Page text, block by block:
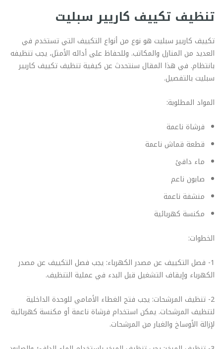
تنظيف تكييف كاريير سبليت
تكييف كاريير سبليت هو نوع من أنواع التكييف التي تستخدم في
العديد من المنازل والمكاتب. وللحفاظ على أدائه الأمثل، يجب تنظيفه
بانتظام. في هذا المقال سنتحدث عن كيفية تنظيف تكييف كاريير
سبليت بالتفصيل.
المواد المطلوبة:
فرشاة ناعمة
قطعة قماش ناعمة
ماء دافئ
صابون ناعم
منشفة ناعمة
مكنسة كهربائية
الخطوات:
1- فصل التكييف عن مصدر الكهرباء: يجب فصل التكييف عن مصدر
الكهرباء وإيقاف التشغيل قبل البدء في عملية التنظيف.
2- تنظيف المرشحات: يجب فتح الغطاء الأمامي للوحدة الداخلية
لتنظيف المرشحات. يمكن استخدام فرشاة ناعمة أو مكنسة كهربائية
لإزالة الأوساخ والغبار من المرشحات.